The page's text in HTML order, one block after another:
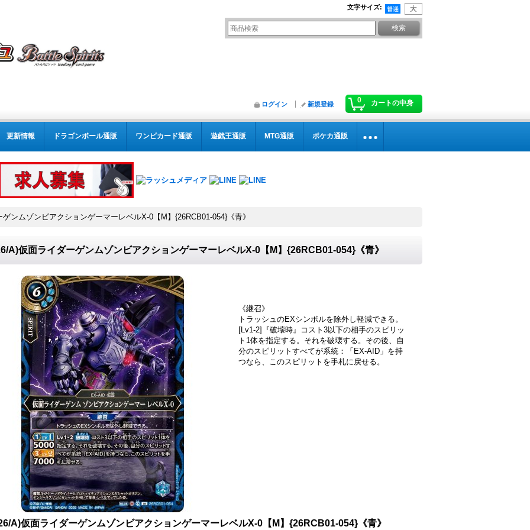
文字サイズ:
0 カートの中身
ログイン 新規登録
更新情報 ドラゴンボール通販 ワンピカード通販 遊戯王通販 MTG通販 ポケカ通販
ンムゾンビアクションゲーマーレベルX-0【M】{26RCB01-054}《青》
A)仮面ライダーゲンムゾンビアクションゲーマーレベルX-0【M】{26RCB01-054}《青》
《継召》
トラッシュのEXシンボルを除外し軽減できる。
[Lv1-2]『破壊時』コスト3以下の相手のスピリッ
ト1体を指定する。それを破壊する。その後、自
分のスピリットすべてが系統：「EX-AID」を持
つなら、このスピリットを手札に戻せる。
A)仮面ライダーゲンムゾンビアクションゲーマーレベルX-0【M】{26RCB01-054}《青》